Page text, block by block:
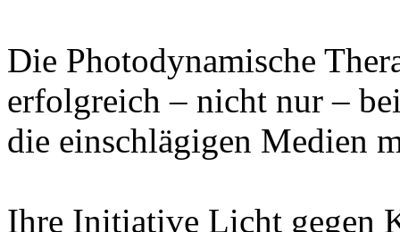
Die Photodynamische
erfolgreich – nicht nur –
die einschlägigen Medien
Ihre Initiative Licht gegen